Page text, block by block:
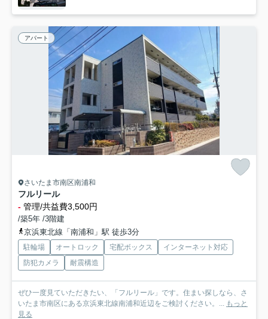
アパート
さいたま市南区南浦和
フルリール
- 管理/共益費3,500円
/築5年 /3階建
京浜東北線「南浦和」駅 徒歩3分
駐輪場 オートロック 宅配ボックス
インターネット対応
防犯カメラ
耐震構造
ぜひ一度見ていただきたい、「フルリール」です。住まい探しなら、さ
いたま市南区にある京浜東北線南浦和近辺をご検討ください。...
もっと
見る